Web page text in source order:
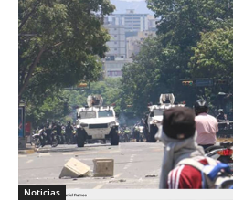
Noticias